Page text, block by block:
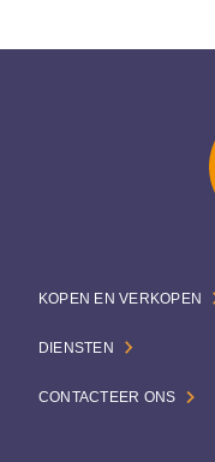
KOPEN EN VERKOPEN
DIENSTEN
CONTACTEER ONS